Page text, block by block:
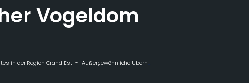
Vogeldom
in der Region Grand Est Außergewöhnliche Übernachtungen